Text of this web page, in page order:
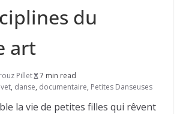
du
art
Pillet
7 min read
, danse, documentaire, Petites Danseuses
la vie de petites filles qui rêvent